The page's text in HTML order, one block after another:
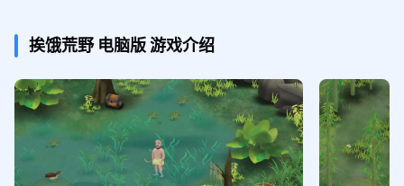
挨饿荒野 电脑版游戏介绍